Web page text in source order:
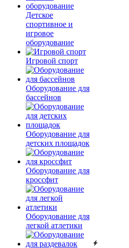
Детское
спортивное и
игровое
оборудование
Игровой спорт
Оборудование для
бассейнов
Оборудование для
детских площадок
Оборудование для
кроссфит
Оборудование для
легкой атлетики